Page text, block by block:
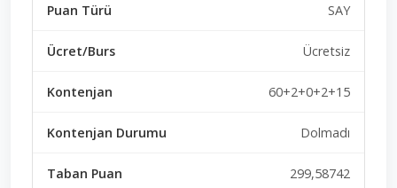
SAY
Ücretsiz
60+2+0+2+15
Dolmadı
299,58742